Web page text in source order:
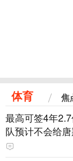
体育 焦
最高可签4年
队预计不会给